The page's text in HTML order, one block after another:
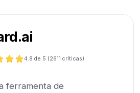
4.8 de 5 (2611 críticas)
ferramenta de